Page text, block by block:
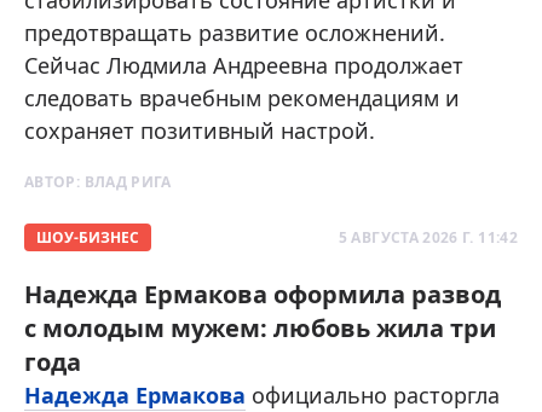
предотвращать развитие осложнений.
Сейчас Людмила Андреевна продолжает
следовать врачебным рекомендациям и
сохраняет позитивный настрой.
АВТОР: ВЛАД РИГА
ШОУ-БИЗНЕС 5 АВГУСТА 2026 Г. 11:42
Надежда Ермакова оформила развод
с молодым мужем: любовь жила три
года
Надежда Ермакова официально расторгла